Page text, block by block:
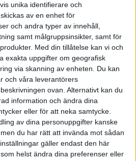
unika identifierare och
av en enhet för
och andra typer av innehåll,
samt målgruppsinsikter, samt för
Med din tillåtelse kan vi och
exakta uppgifter om geografisk
via skanning av enheten. Du kan
och våra leverantörers
ovan. Alternativt kan du
information och ändra dina
eller för att neka samtycke.
av dina personuppgifter kanske
du har rätt att invända mot sådan
gäller endast den här
helst ändra dina preferenser eller
inte själva belåningsgraden som
huset (eftersom den är beroende av
just det amorteringsgrundande
huset för X kr och ni nu har lån på
er amorteringstakt även om husets
är 0,88X.
dock er amorteringsgrad att öka
husets amorteringsgrundande värde
är att man faktiskt får värdera om huset
plocka ut pengar för renoveringar etc,
värderingen som